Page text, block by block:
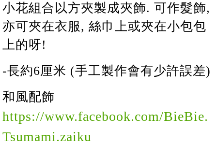
小花組合以方夾製成夾飾. 可作髮飾,
亦可夾在衣服, 絲巾上或夾在小包包
上的呀!
-長約6厘米 (手工製作會有少許誤差)
和風配飾
https://www.facebook.com/BieBie.
Tsumami.zaiku